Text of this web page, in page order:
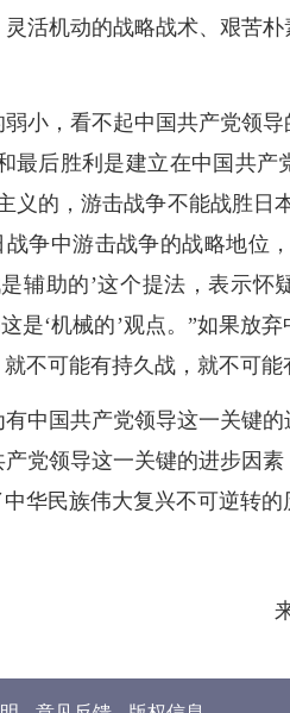
活机动的战略战术、艰苦
小，看不起中国共产党领
后胜利是建立在中国共产
的，游击战争不能战胜日
争中游击战争的战略地位
辅助的’这个提法，表示怀
‘机械的’观点。”如果放
不可能有持久战，就不可能
中国共产党领导这一关键
党领导这一关键的进步因
华民族伟大复兴不可逆转的